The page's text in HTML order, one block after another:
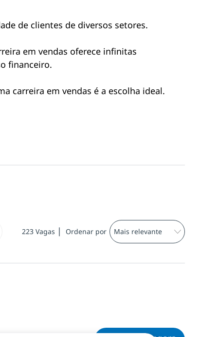
de clientes de diversos setores.
em vendas oferece infinitas
financeiro.
carreira em vendas é a escolha ideal.
223 Vagas Ordenar por